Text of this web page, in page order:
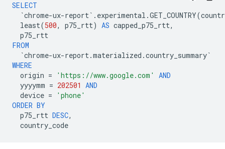
SELECT
`chrome-ux-report` . experimental .GET_COUNTRY(
least(500, p75_rtt) AS capped_p75_rtt,
p75_rtt
FROM
`chrome-ux-report.materialized .country_summary`
WHERE
origin = 'https://www.google.com'
AND
yyyymm = 202501 AND
device =
'phone'
ORDER BY
p75_rtt DESC,
country_code